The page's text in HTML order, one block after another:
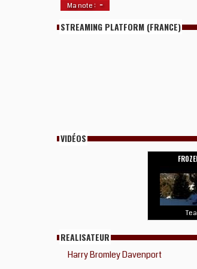
Ma note : -
STREAMING PLATFORM (FRANCE)
VIDÉOS
REALISATEUR
Harry Bromley Davenport